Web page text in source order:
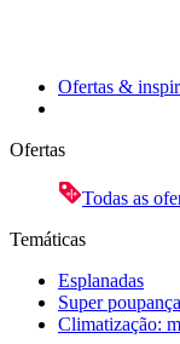
Ofertas &
Ofertas
Todas as
Temáticas
Esplanadas
Super
Climatização: